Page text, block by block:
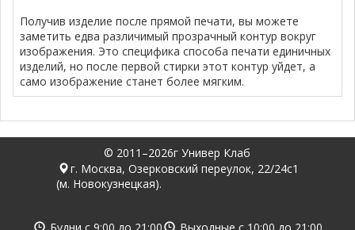
Получив изделие после прямой печати, вы можете
заметить едва различимый прозрачный контур вокруг
изображения. Это специфика способа печати единичных
изделий, но после первой стирки этот контур уйдет, а
само изображение станет более мягким.
© 2011–2026г Универ Клаб
г. Москва, Озерковский переулок, 22/24с1
(м. Новокузнецкая).
Будни с 9:00 до 21:00 Выходные с 10:00 до 21:00